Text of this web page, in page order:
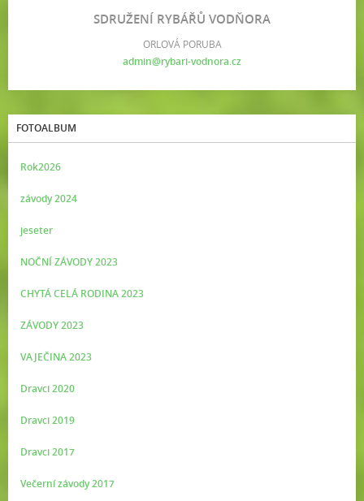
SDRUŽENÍ RYBÁŘŮ VODŇORA
ORLOVÁ PORUBA
admin@rybari-vodnora.cz
FOTOALBUM
Rok2026
závody 2024
jeseter
NOČNÍ ZÁVODY 2023
CHYTÁ CELÁ RODINA 2023
ZÁVODY 2023
VAJEČINA 2023
Dravci 2020
Dravci 2019
Dravci 2017
Večerní závody 2017